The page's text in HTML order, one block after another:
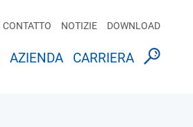
CONTATTO NOTIZIE DOWNLOAD
AZIENDA CARRIERA